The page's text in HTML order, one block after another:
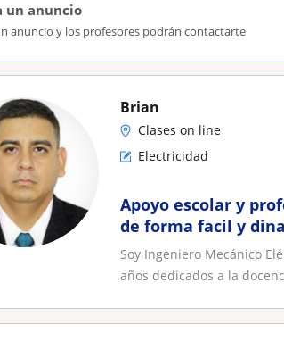
un anuncio
anuncio y los profesores podrán contactarte
Brian
Clases on line
Electricidad
Apoyo escolar y
de forma facil y
Soy Ingeniero Mecánico
años dedicados a la